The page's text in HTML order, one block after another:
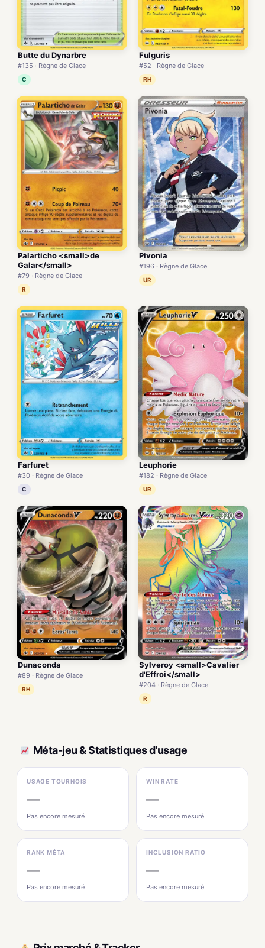
Butte du Dynarbre
#135 · Règne de Glace
C
Fulguris
#52 · Règne de Glace
RH
Palarticho <small>de
Galar</small>
#79 · Règne de Glace
R
Pivonia
#196 · Règne de Glace
UR
Farfuret
#30 · Règne de Glace
C
Leuphorie
#182 · Règne de Glace
UR
Dunaconda
#89 · Règne de Glace
RH
Sylveroy <small>Cavalier
d'Effroi</small>
#204 · Règne de Glace
R
Méta-jeu & Statistiques d'usage
USAGE TOURNOIS
—
Pas encore mesuré
WIN RATE
—
Pas encore mesuré
RANK MÉTA
—
Pas encore mesuré
INCLUSION RATIO
—
Pas encore mesuré